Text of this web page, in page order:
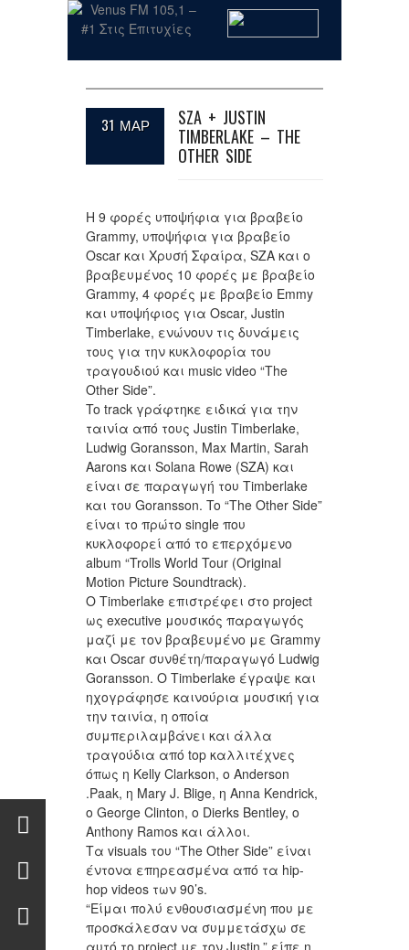
31 ΜΑΡ
SZA + JUSTIN
TIMBERLAKE – THE
OTHER SIDE
Η 9 φορές υποψήφια για βραβείο
Grammy, υποψήφια για βραβείο
Oscar και Χρυσή Σφαίρα, SZA και ο
βραβευμένος 10 φορές με βραβείο
Grammy, 4 φορές με βραβείο Emmy
και υποψήφιος για Oscar, Justin
Timberlake, ενώνουν τις δυνάμεις
τους για την κυκλοφορία του
τραγουδιού και music video “The
Other Side”.
To track γράφτηκε ειδικά για την
ταινία από τους Justin Timberlake,
Ludwig Goransson, Max Martin, Sarah
Aarons και Solana Rowe (SZA) και
είναι σε παραγωγή του Timberlake
και του Goransson. To “The Other Side”
είναι το πρώτο single που
κυκλοφορεί από το επερχόμενο
album “Trolls World Tour (Original
Motion Picture Soundtrack).
Ο Timberlake επιστρέφει στο project
ως executive μουσικός παραγωγός
μαζί με τον βραβευμένο με Grammy
και Oscar συνθέτη/παραγωγό Ludwig
Goransson. Ο Timberlake έγραψε και
ηχογράφησε καινούρια μουσική για
την ταινία, η οποία
συμπεριλαμβάνει και άλλα
τραγούδια από top καλλιτέχνες
όπως η Kelly Clarkson, o Anderson
.Paak, η Mary J. Blige, η Anna Kendrick,
o George Clinton, o Dierks Bentley, o
Anthony Ramos και άλλοι.
Τα visuals του “The Other Side” είναι
έντονα επηρεασμένα από τα hip-
hop videos των 90’s.
“Είμαι πολύ ενθουσιασμένη που με
προσκάλεσαν να συμμετάσχω σε
αυτό το project με τον Justin,” είπε η